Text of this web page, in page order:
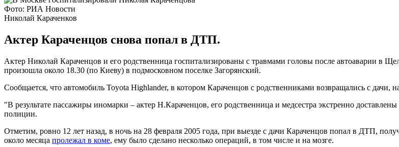
Фото: РИА Новости
Николай Караченков
Актер Караченцов снова попал в ДТП.
Актер Николай Караченцов и его родственница госпитализированы с травмами головы после автоаварии в
произошла около 18.30 (по Киеву) в подмосковном поселке Загорянский.
Сообщается, что автомобиль Toyota Highlander, в котором Караченцов с родственниками возвращались с дачи,
"В результате пассажиры иномарки – актер Н.Караченцов, его родственница и медсестра экстренно
полиции.
Отметим, ровно 12 лет назад, в ночь на 28 февраля 2005 года, при выезде с дачи Караченцов попал в ДТП,
около месяца пролежал в коме, ему было сделано несколько операций, в том числе и на мозге.